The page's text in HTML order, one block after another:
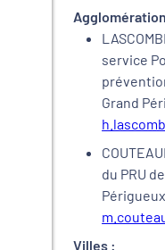
service
Grand
du PRU
Villes :